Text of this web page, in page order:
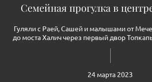
Семейная прогулка в
Гуляли с Раей, Сашей и малышами от
до моста Халич через первый двор
24 марта 2023